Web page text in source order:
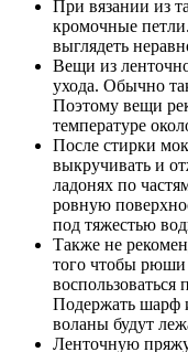
При вязании из
кромочные
выглядеть
Вещи из
ухода. Обычно
Поэтому вещи
температуре
После стирки
выкручивать и
ладонях по
ровную
под тяжестью
Также не
того чтобы
Подержать шарф
воланы будут
Ленточную